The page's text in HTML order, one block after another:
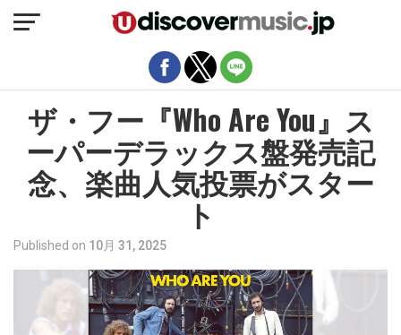
ザ・フー『Who Are You』ス
ーパーデラックス盤発売記
念、楽曲人気投票がスター
ト
Published on 10月 31, 2025
モバイルバージョンを終了